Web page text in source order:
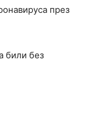
през
били без